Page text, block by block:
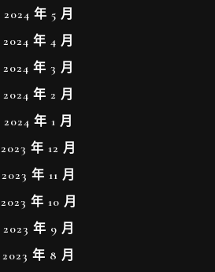
2024 年 5 月
2024 年 4 月
2024 年 3 月
2024 年 2 月
2024 年 1 月
2023 年 12 月
2023 年 11 月
2023 年 10 月
2023 年 9 月
2023 年 8 月